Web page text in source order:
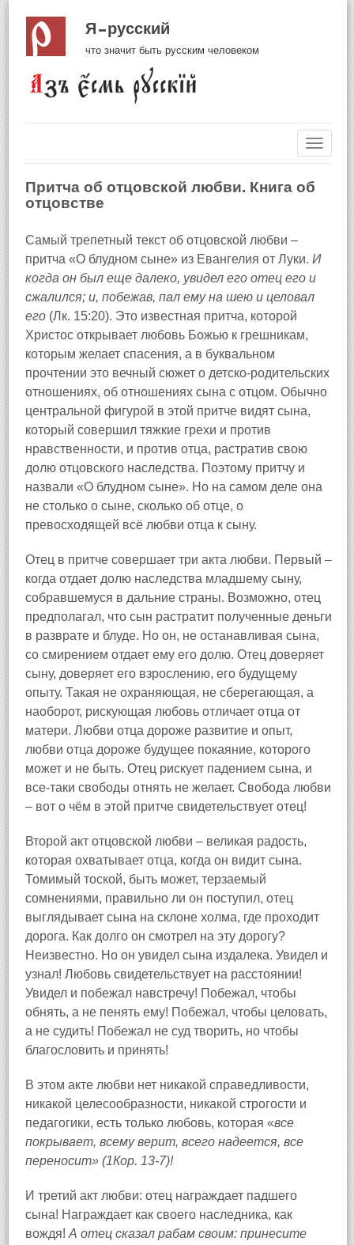
Я русский
что значит быть русским человеком
Притча об отцовской любви. Книга об
отцовстве
Самый трепетный текст об отцовской любви –
притча «О блудном сыне» из Евангелия от Луки. И
когда он был еще далеко, увидел его отец его и
сжалился; и, побежав, пал ему на шею и целовал
его (Лк. 15:20). Это известная притча, которой
Христос открывает любовь Божью к грешникам,
которым желает спасения, а в буквальном
прочтении это вечный сюжет о детско-родительских
отношениях, об отношениях сына с отцом. Обычно
центральной фигурой в этой притче видят сына,
который совершил тяжкие грехи и против
нравственности, и против отца, растратив свою
долю отцовского наследства. Поэтому притчу и
назвали «О блудном сыне». Но на самом деле она
не столько о сыне, сколько об отце, о
превосходящей всё любви отца к сыну.
Отец в притче совершает три акта любви. Первый –
когда отдает долю наследства младшему сыну,
собравшемуся в дальние страны. Возможно, отец
предполагал, что сын растратит полученные деньги
в разврате и блуде. Но он, не останавливая сына,
со смирением отдает ему его долю. Отец доверяет
сыну, доверяет его взрослению, его будущему
опыту. Такая не охраняющая, не сберегающая, а
наоборот, рискующая любовь отличает отца от
матери. Любви отца дороже развитие и опыт,
любви отца дороже будущее покаяние, которого
может и не быть. Отец рискует падением сына, и
все-таки свободы отнять не желает. Свобода любви
– вот о чём в этой притче свидетельствует отец!
Второй акт отцовской любви – великая радость,
которая охватывает отца, когда он видит сына.
Томимый тоской, быть может, терзаемый
сомнениями, правильно ли он поступил, отец
выглядывает сына на склоне холма, где проходит
дорога. Как долго он смотрел на эту дорогу?
Неизвестно. Но он увидел сына издалека. Увидел и
узнал! Любовь свидетельствует на расстоянии!
Увидел и побежал навстречу! Побежал, чтобы
обнять, а не пенять ему! Побежал, чтобы целовать,
а не судить! Побежал не суд творить, но чтобы
благословить и принять!
В этом акте любви нет никакой справедливости,
никакой целесообразности, никакой строгости и
педагогики, есть только любовь, которая «все
покрывает, всему верит, всего надеется, все
переносит» (1Кор. 13-7)!
И третий акт любви: отец награждает падшего
сына! Награждает как своего наследника, как
вождя! А отец сказал рабам своим: принесите